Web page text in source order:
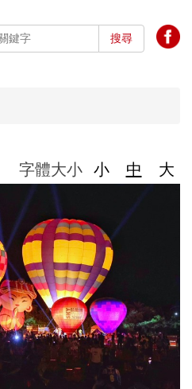
搜尋
字體大小 小 中 大